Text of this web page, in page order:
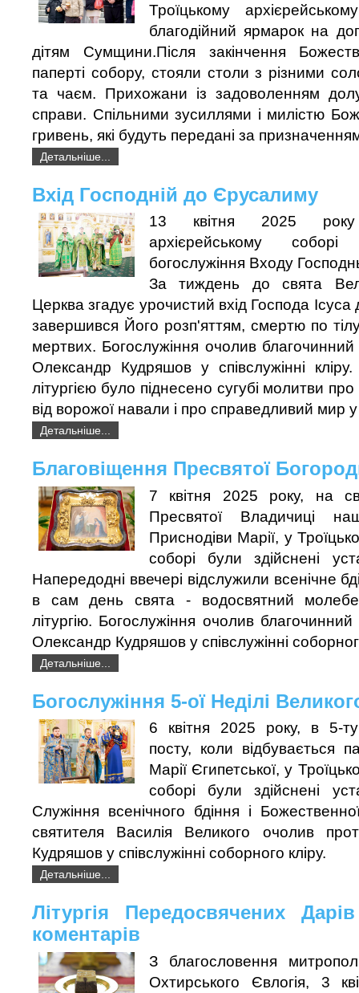
Троїцькому
благодійний ярмарок на
дітям Сумщини.Після закінчення
паперті собору, стояли столи з різними
та чаєм. Прихожани із задоволенням
справи. Спільними зусиллями і милістю
гривень, які будуть передані за
Детальніше...
Вхід Господній до Єрусалиму
13 квітня 2025
архієрейському
богослужіння Входу
За тиждень до свята
Церква згадує урочистий вхід Господа
завершився Його розп'яттям, смертю по
мертвих. Богослужіння очолив
Олександр Кудряшов у співслужінні
літургією було піднесено сугубі молитви
від ворожої навали і про справедливий мир у
Детальніше...
Благовіщення Пресвятої
7 квітня 2025 року, на
Пресвятої Владичиці
Приснодіви Марії, у
соборі були здійснені
Напередодні ввечері відслужили всенічне
в сам день свята - водосвятний
літургію. Богослужіння очолив
Олександр Кудряшов у співслужінні
Детальніше...
Богослужіння 5-ої Неділі
6 квітня 2025 року, в 5-
посту, коли відбувається
Марії Єгипетської, у
соборі були здійснені
Служіння всенічного бдіння і
святителя Василія Великого очолив
Кудряшов у співслужінні соборного кліру.
Детальніше...
Літургія Передосвячених
коментарів
З благословення
Охтирського Євлогія, 3